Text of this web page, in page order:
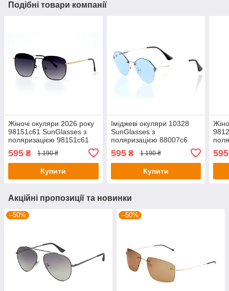
Подібні товари компанії
Жіночі окуляри 2026 року
98151c61 SunGlasses з
поляризацією 98151c61
595 ₴ 1 190 ₴
Купити
Іміджеві окуляри 10328
SunGlasses з
поляризацією 88007c6
595₴ 1 190 ₴
Купити
595
Акційні пропозиції та новинки
–50% –50%